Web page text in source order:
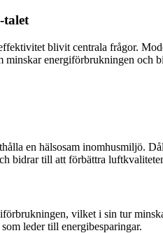
talet
blivit centrala frågor.
energiförbrukningen och
en hälsosam inomhusmiljö.
bidrar till att förbättra
vilket i sin tur
leder till energibesparingar.